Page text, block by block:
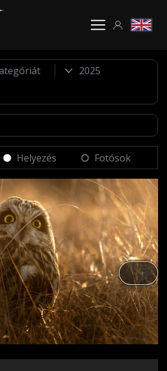
Helyezés Fotósok